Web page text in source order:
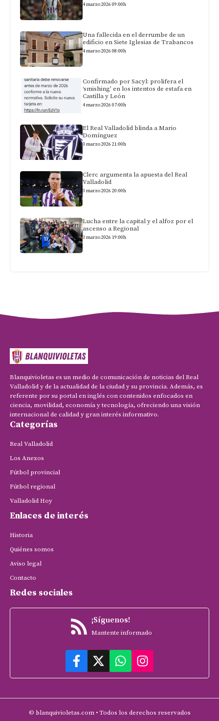
4 marzo 2026 09:00h
Una fallecida en el derrumbe de un
edificio en Siete Iglesias de Trabancos
4 marzo 2026 08:00h
Confirmado por Sacyl: prolifera el
‘smishing’ en los intentos de estafa en
Castilla y León
4 marzo 2026 07:00h
El Real Valladolid blinda a Mario
Domínguez
3 marzo 2026 21:00h
Clerc argumenta la apuesta del Real
Valladolid
3 marzo 2026 20:00h
Lucha entre la capital y el alfoz por el
ascenso a Regional
3 marzo 2026 19:00h
Blanquivioletas es un medio de comunicación de noticias del Real
Valladolid y de la actualidad de la ciudad y su provincia. Además, es
referente por su portal en inglés con contenidos enfocados en
ciencia, movilidad, economía y tecnología, ofreciendo una visión
internacional de calidad y gran interés informativo.
Categorías
Real Valladolid
Los Anexos
Fútbol provincial
Fútbol regional
Valladolid Hoy
Enlaces de interés
Historia
Quiénes somos
Aviso legal
Contacto
Redes sociales
¡Síguenos!
Mantente informado
© blanquivioletas.com • Todos los derechos reservados